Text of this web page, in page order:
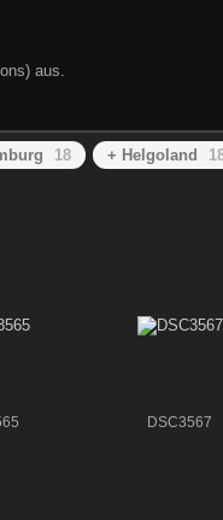
aus.
18 + Helgoland
DSC3567